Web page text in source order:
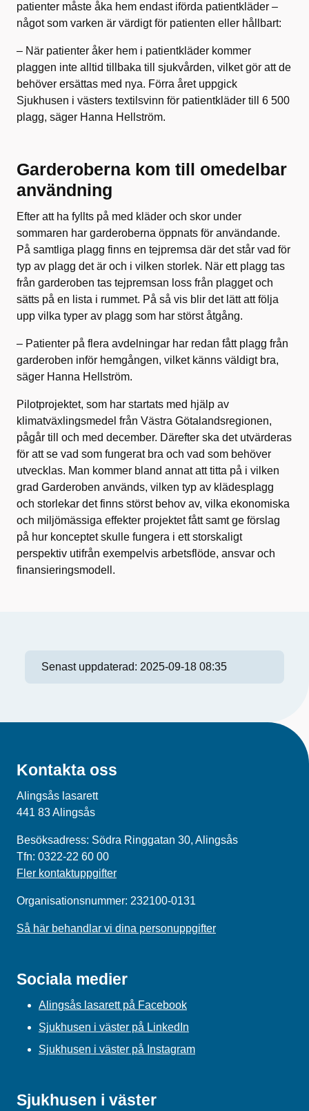
patienter måste åka hem endast iförda patientkläder –
något som varken är värdigt för patienten eller hållbart:
– När patienter åker hem i patientkläder kommer
plaggen inte alltid tillbaka till sjukvården, vilket gör att de
behöver ersättas med nya. Förra året uppgick
Sjukhusen i västers textilsvinn för patientkläder till 6 500
plagg, säger Hanna Hellström.
Garderoberna kom till omedelbar
användning
Efter att ha fyllts på med kläder och skor under
sommaren har garderoberna öppnats för användande.
På samtliga plagg finns en tejpremsa där det står vad för
typ av plagg det är och i vilken storlek. När ett plagg tas
från garderoben tas tejpremsan loss från plagget och
sätts på en lista i rummet. På så vis blir det lätt att följa
upp vilka typer av plagg som har störst åtgång.
– Patienter på flera avdelningar har redan fått plagg från
garderoben inför hemgången, vilket känns väldigt bra,
säger Hanna Hellström.
Pilotprojektet, som har startats med hjälp av
klimatväxlingsmedel från Västra Götalandsregionen,
pågår till och med december. Därefter ska det utvärderas
för att se vad som fungerat bra och vad som behöver
utvecklas. Man kommer bland annat att titta på i vilken
grad Garderoben används, vilken typ av klädesplagg
och storlekar det finns störst behov av, vilka ekonomiska
och miljömässiga effekter projektet fått samt ge förslag
på hur konceptet skulle fungera i ett storskaligt
perspektiv utifrån exempelvis arbetsflöde, ansvar och
finansieringsmodell.
Senast uppdaterad: 2025-09-18 08:35
Kontakta oss
Alingsås lasarett
441 83 Alingsås
Besöksadress: Södra Ringgatan 30, Alingsås
Tfn: 0322-22 60 00
Fler kontaktuppgifter
Organisationsnummer: 232100-0131
Så här behandlar vi dina personuppgifter
Sociala medier
Alingsås lasarett på Facebook
Sjukhusen i väster på LinkedIn
Sjukhusen i väster på Instagram
Sjukhusen i väster